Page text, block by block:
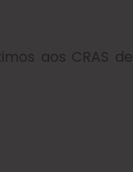
aos CRAS de